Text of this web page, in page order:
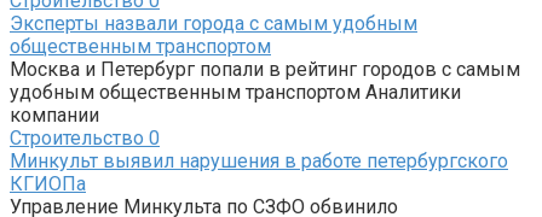
Эксперты назвали города с самым удобным
общественным транспортом
Москва и Петербург попали в рейтинг городов с самым
удобным общественным транспортом Аналитики
компании
Строительство 0
Минкульт выявил нарушения в работе петербургского
КГИОПа
Управление Минкульта по СЗФО обвинило